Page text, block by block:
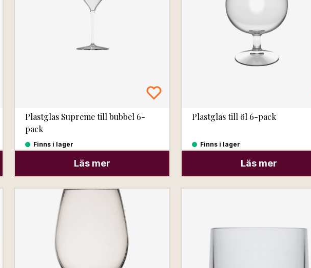
Plastglas Supreme till bubbel 6-
pack
Finns i lager
Läs mer
Plastglas till öl 6-pack
Finns i lager
Läs mer